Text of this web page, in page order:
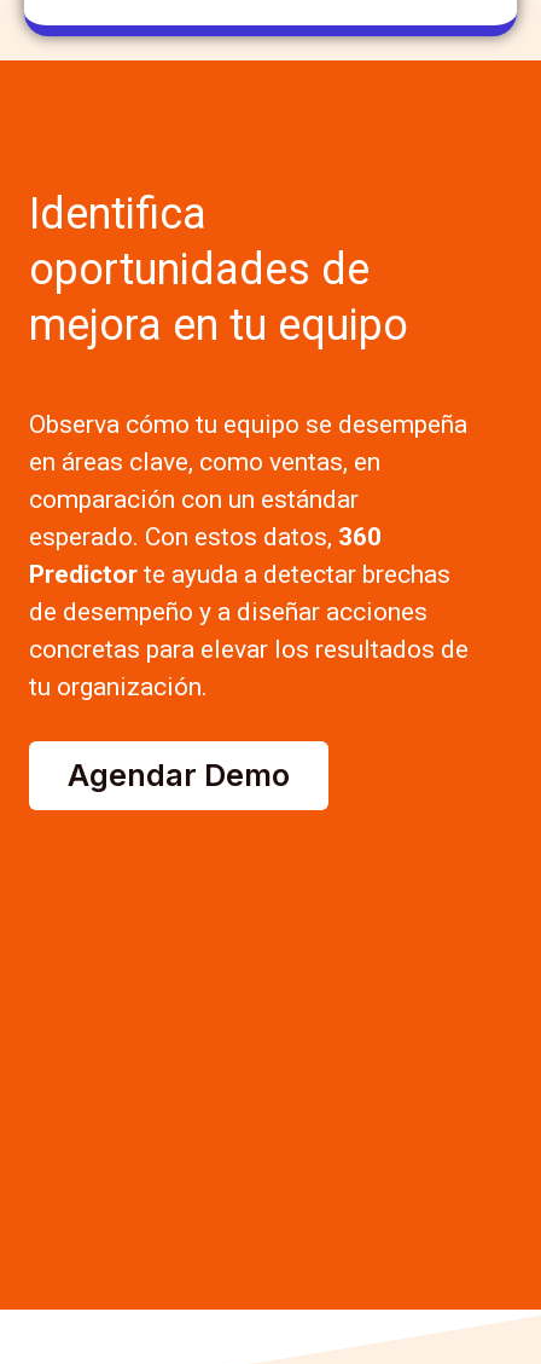
Identifica
oportunidades de
mejora en tu equipo
Observa cómo tu equipo se desempeña
en áreas clave, como ventas, en
comparación con un estándar
esperado. Con estos datos, 360
Predictor te ayuda a detectar brechas
de desempeño y a diseñar acciones
concretas para elevar los resultados de
tu organización.
Agendar Demo